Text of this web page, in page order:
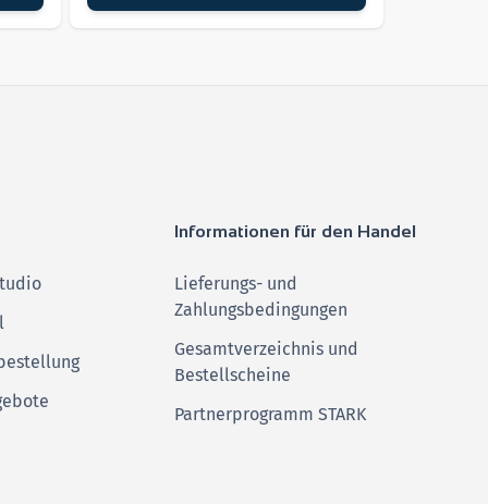
Informationen für den Handel
Lieferungs- und
Zahlungsbedingungen
Gesamtverzeichnis und
Bestellscheine
Partnerprogramm STARK